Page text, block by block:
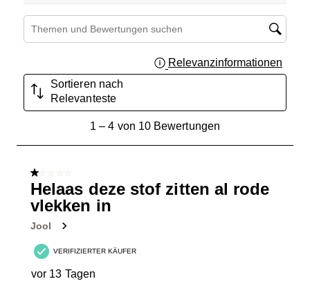
Suchthemen und Bewertungen Suchregion
Relevanzinformationen
Sortieren nach
Relevanteste
von
Bewertungen.
1 – 4 von 10 Bewertungen
1 von 5 Sternen.
Helaas deze stof zitten al rode
vlekken in
Jool
VERIFIZIERTER KÄUFER
vor 13 Tagen